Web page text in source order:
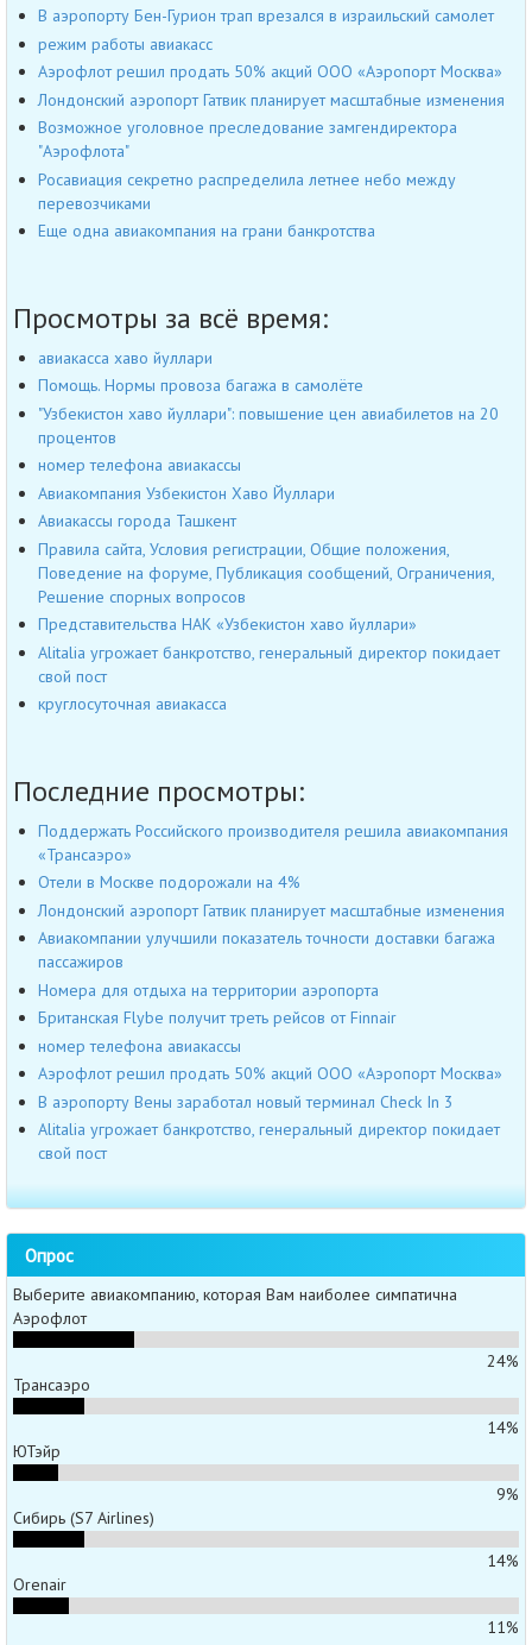
В аэропорту Бен-Гурион трап врезался в израильский самолет
режим работы авиакасс
Аэрофлот решил продать 50% акций ООО «Аэропорт Москва»
Лондонский аэропорт Гатвик планирует масштабные изменения
Возможное уголовное преследование замгендиректора
"Аэрофлота"
Росавиация секретно распределила летнее небо между
перевозчиками
Еще одна авиакомпания на грани банкротства
Просмотры за всё время:
авиакасса хаво йуллари
Помощь. Нормы провоза багажа в самолёте
"Узбекистон хаво йуллари": повышение цен авиабилетов на 20
процентов
номер телефона авиакассы
Авиакомпания Узбекистон Хаво Йуллари
Авиакассы города Ташкент
Правила сайта, Условия регистрации, Общие положения,
Поведение на форуме, Публикация сообщений, Ограничения,
Решение спорных вопросов
Представительства НАК «Узбекистон хаво йуллари»
Alitalia угрожает банкротство, генеральный директор покидает
свой пост
круглосуточная авиакасса
Последние просмотры:
Поддержать Российского производителя решила авиакомпания
«Трансаэро»
Отели в Москве подорожали на 4%
Лондонский аэропорт Гатвик планирует масштабные изменения
Авиакомпании улучшили показатель точности доставки багажа
пассажиров
Номера для отдыха на территории аэропорта
Британская Flybe получит треть рейсов от Finnair
номер телефона авиакассы
Аэрофлот решил продать 50% акций ООО «Аэропорт Москва»
В аэропорту Вены заработал новый терминал Check In 3
Alitalia угрожает банкротство, генеральный директор покидает
свой пост
Опрос
Выберите авиакомпанию, которая Вам наиболее симпатична
Аэрофлот
24%
Трансаэро
14%
ЮТэйр
9%
Сибирь (S7 Airlines)
14%
Orenair
11%